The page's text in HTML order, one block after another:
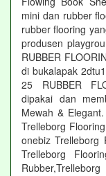
mini dan rubber
rubber flooring
produsen
RUBBER
di bukalapak
25 RUBBER
dipakai dan
Mewah &
Trelleborg
onebiz Trelleborg
Trelleborg